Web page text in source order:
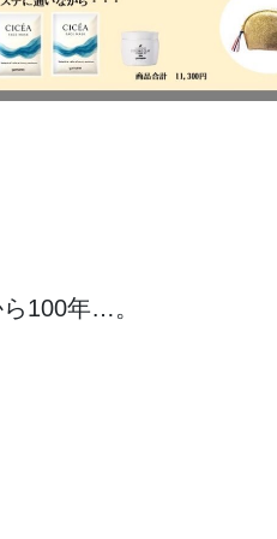
100年…。